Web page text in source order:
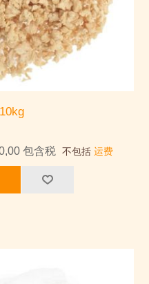
包含税 不包括运费